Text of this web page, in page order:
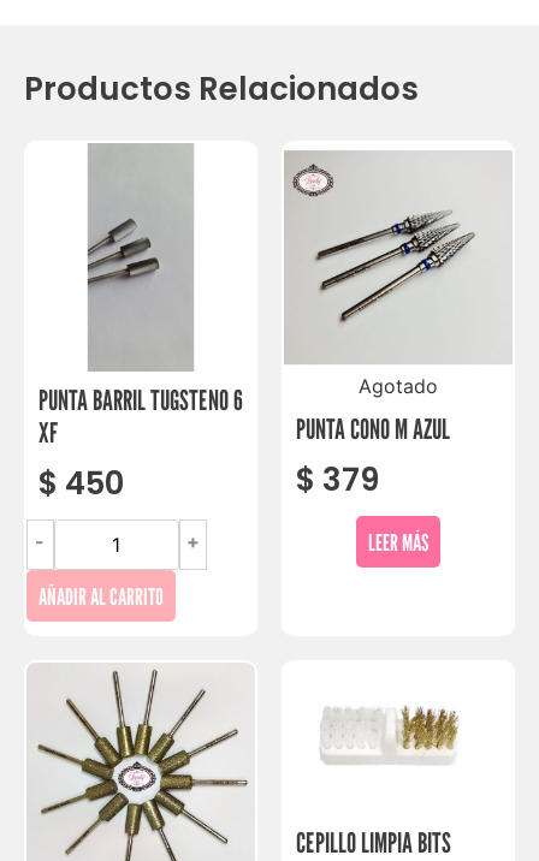
Productos Relacionados
PUNTA BARRIL TUGSTENO 6
XF
$ 450
- +
AÑADIR AL CARRITO
Agotado
PUNTA CONO M AZUL
$ 379
LEER MÁS
CEPILLO LIMPIA BITS